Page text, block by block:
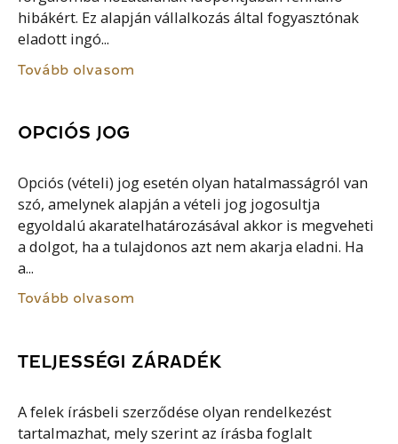
hibákért. Ez alapján vállalkozás által fogyasztónak
eladott ingó...
Tovább olvasom
OPCIÓS JOG
Opciós (vételi) jog esetén olyan hatalmasságról van
szó, amelynek alapján a vételi jog jogosultja
egyoldalú akaratelhatározásával akkor is megveheti
a dolgot, ha a tulajdonos azt nem akarja eladni. Ha
a...
Tovább olvasom
TELJESSÉGI ZÁRADÉK
A felek írásbeli szerződése olyan rendelkezést
tartalmazhat, mely szerint az írásba foglalt